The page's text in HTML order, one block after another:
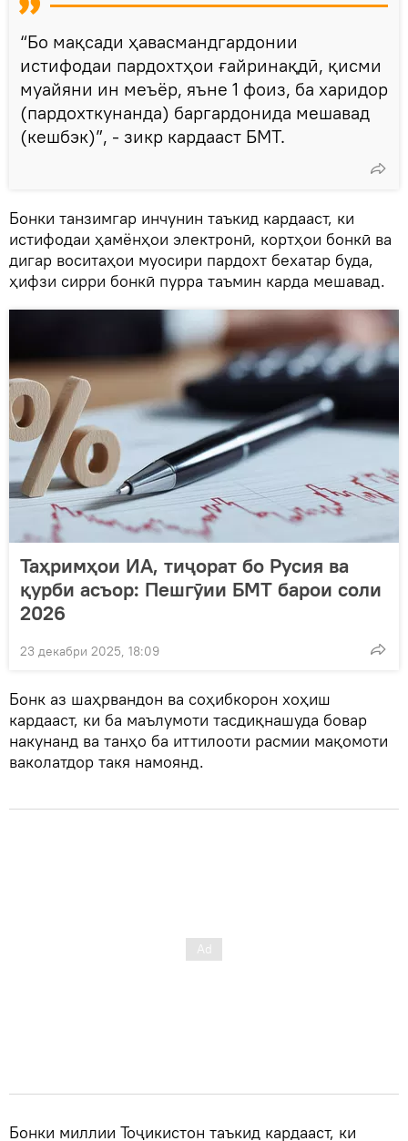
“Бо мақсади ҳавасмандгардонии
истифодаи пардохтҳои ғайринақдӣ, қисми
муайяни ин меъёр, яъне 1 фоиз, ба харидор
(пардохткунанда) баргардонида мешавад
(кешбэк)”, - зикр кардааст БМТ.
Бонки танзимгар инчунин таъкид кардааст, ки
истифодаи ҳамёнҳои электронӣ, кортҳои бонкӣ ва
дигар воситаҳои муосири пардохт бехатар буда,
ҳифзи сирри бонкӣ пурра таъмин карда мешавад.
Таҳримҳои ИА, тиҷорат бо Русия ва
қурби асъор: Пешгӯии БМТ барои соли
2026
23 декабри 2025, 18:09
Бонк аз шаҳрвандон ва соҳибкорон хоҳиш
кардааст, ки ба маълумоти тасдиқнашуда бовар
накунанд ва танҳо ба иттилооти расмии мақомоти
ваколатдор такя намоянд.
Бонки миллии Тоҷикистон таъкид кардааст, ки